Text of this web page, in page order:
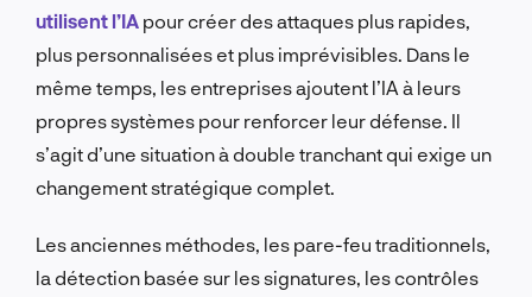
utilisent l’IA pour créer des attaques plus rapides,
plus personnalisées et plus imprévisibles. Dans le
même temps, les entreprises ajoutent l’IA à leurs
propres systèmes pour renforcer leur défense. Il
s’agit d’une situation à double tranchant qui exige un
changement stratégique complet.
Les anciennes méthodes, les pare-feu traditionnels,
la détection basée sur les signatures, les contrôles